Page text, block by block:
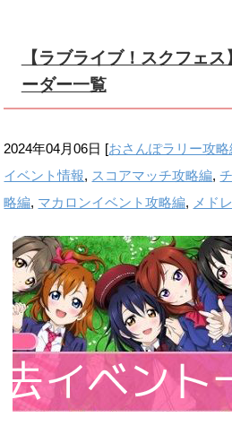
【ラブライブ！スクフェ
ーダー一覧
2024年04月06日 [おさんぽラリー攻略
イベント情報, スコアマッチ攻略編,
略編, マカロンイベント攻略編, メド